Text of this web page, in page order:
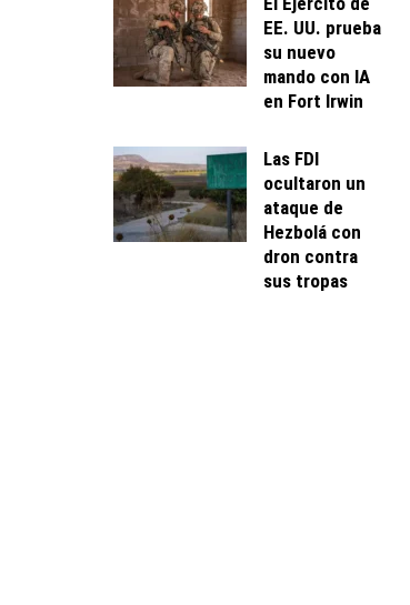
EE. UU. prueba
su nuevo
mando con IA
en Fort Irwin
Las FDI
ocultaron un
ataque de
Hezbolá con
dron contra
sus tropas